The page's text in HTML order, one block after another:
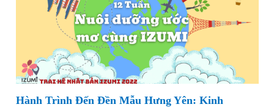
Hành Trình Đến Đền Mẫu Hưng Yên: Kinh